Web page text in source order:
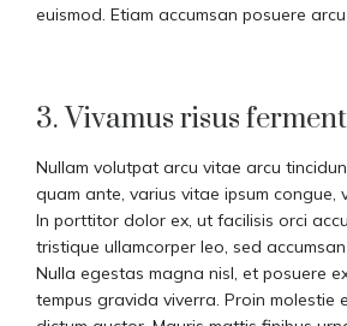
euismod. Etiam accumsan posuere
3. Vivamus risus
Nullam volutpat arcu vitae arcu
quam ante, varius vitae ipsum congue,
In porttitor dolor ex, ut facilisis orci
tristique ullamcorper leo, sed
Nulla egestas magna nisl, et posuere
tempus gravida viverra. Proin molestie